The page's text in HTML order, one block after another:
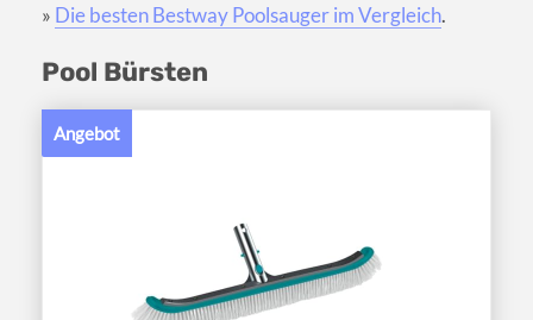
» Die besten Bestway Poolsauger im Vergleich.
Pool Bürsten
Angebot